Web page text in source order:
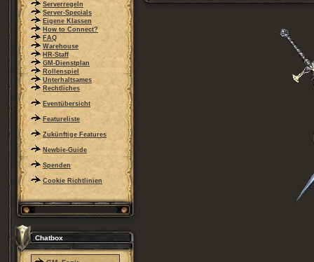
Serverregeln
Server-Specials
Eigene Klassen
How to Connect?
FAQ
Warehouse
HR-Staff
GM-Dienstplan
Rollenspiel
Unterhaltsames
Rechtliches
Eventübersicht
Featureliste
Zukünftige Features
Newbie-Guide
Spenden
Cookie Richtlinien
Chatbox